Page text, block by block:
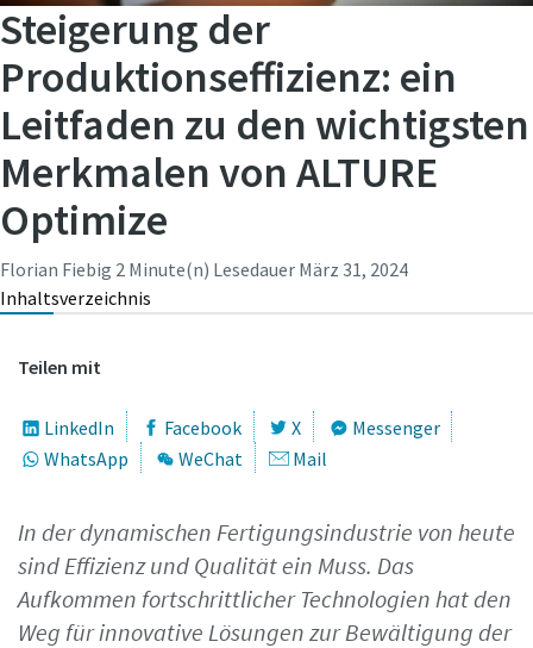
Sehen Sie sich alle unsere Branchen an
Zeit für eine Kalibrierung oder
Werkzeugprüfung?
Sichern Sie Ihre Qualität und reduzieren Sie Fehler durch
Werkzeugkalibrierung und akkreditierte
Ihre Messmittel richtig kalibrieren!
Lieferzeiten auf einen Blick, Preise und
Produktverfügbarkeiten einsehen oder schnell eine
Bestellung selbst aufgeben – und das rund um die Uhr, 365
Tage im Jahr?
Zugang zu Webshop anfragen
Momentum Talks
Entdecken Sie inspirierende und ansprechende Gespräche
bei Atlas Copco
Ansehen
Steigerung der
Produktionseffizienz: ein
Leitfaden zu den wichtigsten
Merkmalen von ALTURE
Optimize
Florian Fiebig 2 Minute(n) Lesedauer März 31, 2024
Inhaltsverzeichnis
Teilen mit
LinkedIn Facebook X
Messenger
WhatsApp
WeChat Mail
In der dynamischen Fertigungsindustrie von heute
sind Effizienz und Qualität ein Muss. Das
Aufkommen fortschrittlicher Technologien hat den
Weg für innovative Lösungen zur Bewältigung der